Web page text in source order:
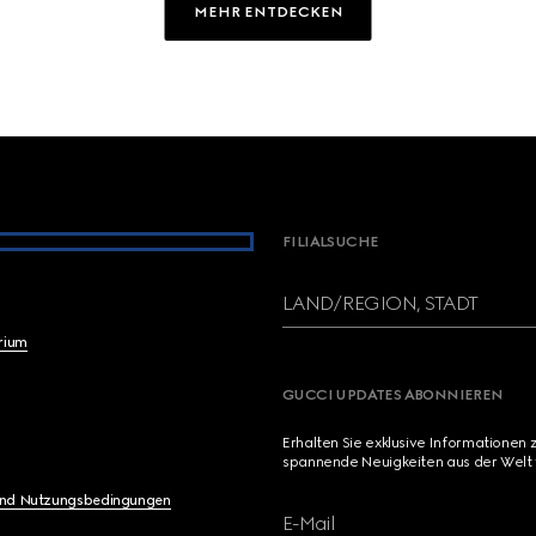
MEHR ENTDECKEN
Nutzungsbedingungen
FILIALSUCHE
LAND/REGION, STADT
GUCCI UPDATES ABONNIEREN
Erhalten Sie exklusive
spannende Neuigkeiten aus der Welt
E-Mail